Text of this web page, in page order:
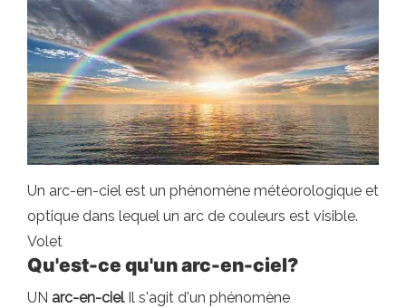
Un arc-en-ciel est un phénomène météorologique et
optique dans lequel un arc de couleurs est visible.
Volet
Qu'est-ce qu'un arc-en-ciel?
UN arc-en-cielIl s'agit d'un phénomène